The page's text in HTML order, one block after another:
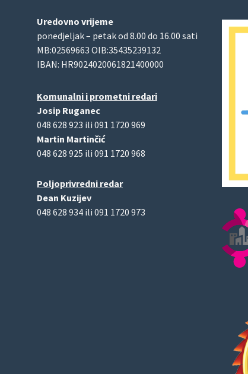
Uredovno vrijeme
ponedjeljak – petak od 8.00 do 16.00 sati
MB:02569663 OIB:35435239132
IBAN: HR9024020061821400000
Komunalni i prometni redari
Josip Ruganec
048 628 923 ili 091 1720 969
Martin Martinčić
048 628 925 ili 091 1720 968
Poljoprivredni redar
Dean Kuzijev
048 628 934 ili 091 1720 973